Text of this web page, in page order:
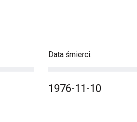
Data śmierci:
1976-11-10